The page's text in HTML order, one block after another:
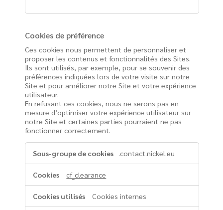
Cookies de préférence
Ces cookies nous permettent de personnaliser et
proposer les contenus et fonctionnalités des Sites.
Ils sont utilisés, par exemple, pour se souvenir des
préférences indiquées lors de votre visite sur notre
Site et pour améliorer notre Site et votre expérience
utilisateur.
En refusant ces cookies, nous ne serons pas en
mesure d’optimiser votre expérience utilisateur sur
notre Site et certaines parties pourraient ne pas
fonctionner correctement.
Cookies
de
.contact.nickel.eu
cf_clearance
Cookies internes